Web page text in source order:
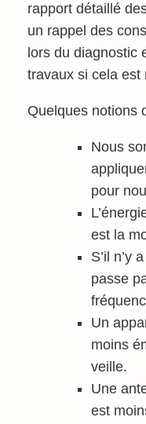
rapport détaillé
un rappel des
lors du diagnostic
travaux si cela est
Quelques notions
Nous
pour
est la
S’il n’y
passe
Un
moins
veille.
Une
est